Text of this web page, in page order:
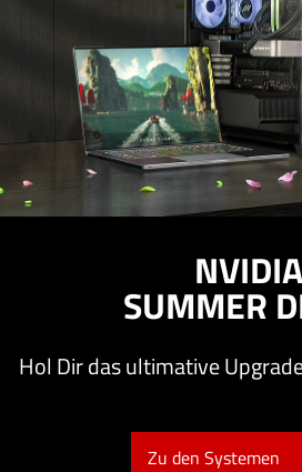
NVIDIA
SUMMER
Hol Dir das ultimative
Zu den Systemen